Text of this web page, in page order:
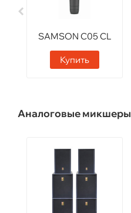
SAMSON C05 CL
Купить
Аналоговые микшеры